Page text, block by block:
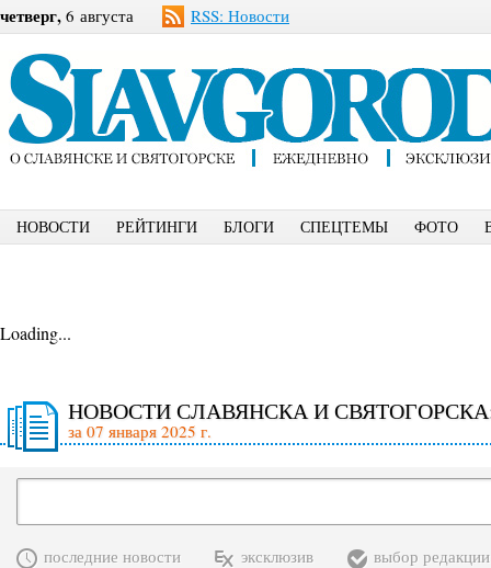
четверг, 6 августа RSS: Новости
НОВОСТИ РЕЙТИНГИ БЛОГИ СПЕЦТЕМЫ ФОТО
Loading...
НОВОСТИ СЛАВЯНСКА И
за 07 января 2025 г.
последние новости эксклюзив выбор редакции